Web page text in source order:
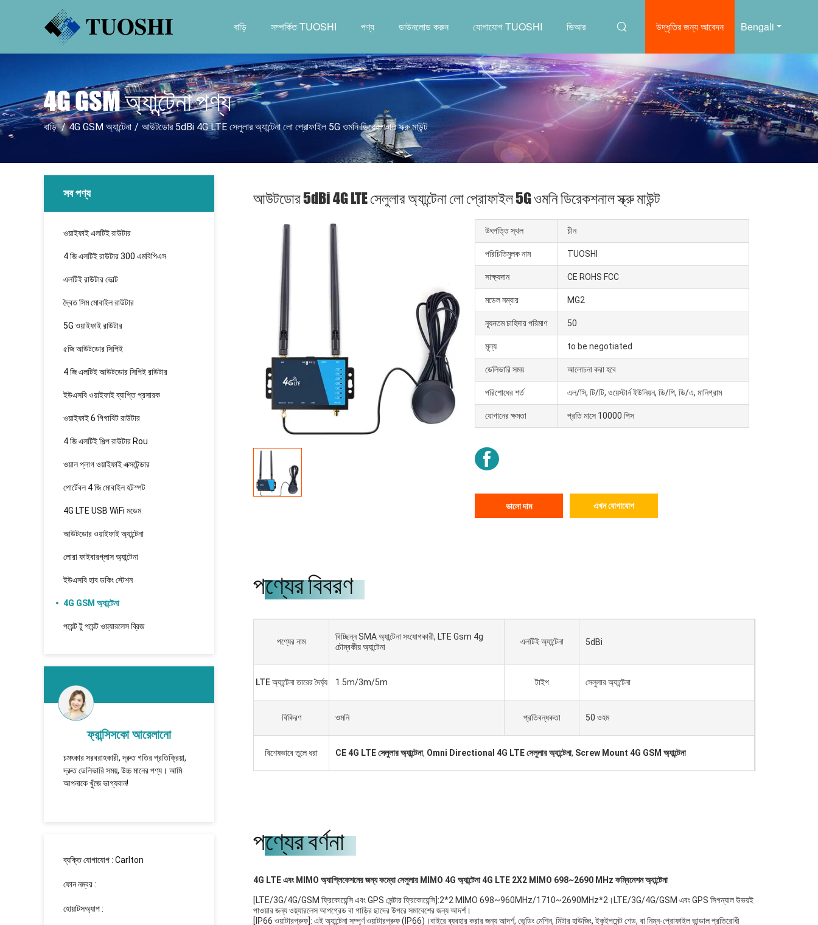
Bengali
উদ্ধৃতির জন্য আবেদন
বাড়ি সম্পর্কিত TUOSHI পণ্য ডাউনলোড করুন যোগাযোগ TUOSHI ভিআর
4G GSM অ্যান্টেনা পণ্য
বাড়ি / 4G GSM অ্যান্টেনা / আউটডোর 5dBi 4G LTE সেলুলার অ্যান্টেনা লো প্রোফাইল 5G ওমনি ডিরেকশনাল স্ক্রু মাউন্ট
সব পণ্য
ওয়াইফাই এলটিই রাউটার
4 জি এলটিই রাউটার 300 এমবিপিএস
এলটিই রাউটার ভোল্ট
দ্বৈত সিম মোবাইল রাউটার
5G ওয়াইফাই রাউটার
৫জি আউটডোর সিপিই
4 জি এলটিই আউটডোর সিপিই রাউটার
ইউএসবি ওয়াইফাই ব্যাপ্তি প্রসারক
ওয়াইফাই 6 গিগাবিট রাউটার
4 জি এলটিই শিল্প রাউটার Rou
ওয়াল প্লাগ ওয়াইফাই এক্সটেন্ডার
পোর্টেবল 4 জি মোবাইল হটস্পট
4G LTE USB WiFi মডেম
আউটডোর ওয়াইফাই অ্যান্টেনা
লোরা ফাইবারগ্লাস অ্যান্টেনা
ইউএসবি হাব ডকিং স্টেশন
4G GSM অ্যান্টেনা
পয়েন্ট টু পয়েন্ট ওয়্যারলেস ব্রিজ
খাদবাতর
TUOSHI - надежная компания,
которая впервые установила
сотрудничество и имеет
গ্যাব্রিয়েল হাদ্দাদ
আমরা 5 বছর ধরে একসাথে কাজ করছি, তারা ভাল
সরবরাহকারী এবং ভাল বন্ধু, তাদের সাথে কাজ করা
ব্যক্তি যোগাযোগ : Carlton
ফোন নম্বর :
হোয়াটসঅ্যাপ :
আউটডোর 5dBi 4G LTE সেলুলার অ্যান্টেনা লো প্রোফাইল 5G ওমনি ডিরেকশনাল স্ক্রু মাউন্ট
উৎপত্তি স্থল চীন
পরিচিতিমুলক নাম TUOSHI
সাক্ষ্যদান CE ROHS FCC
মডেল নম্বার MG2
ন্যূনতম চাহিদার পরিমাণ 50
মূল্য to be negotiated
ডেলিভারি সময় আলোচনা করা হবে
পরিশোধের শর্ত এল/সি, টি/টি, ওয়েস্টার্ন ইউনিয়ন, ডি/পি, ডি/এ, মানিগ্রাম
যোগানের ক্ষমতা প্রতি মাসে 10000 পিস
ভালো দাম এখন যোগাযোগ
পণ্যের বিবরণ
পণ্যের নাম
বিচ্ছিন্ন SMA অ্যান্টেনা সংযোগকারী, LTE Gsm 4g
চৌম্বকীয় অ্যান্টেনা
এলটিই অ্যান্টেনা 5dBi
LTE অ্যান্টেনা তারের দৈর্ঘ্য 1.5m/3m/5m টাইপ সেলুলার অ্যান্টেনা
বিকিরণ ওমনি প্রতিবন্ধকতা 50 ওহম
বিশেষভাবে তুলে ধরা CE 4G LTE সেলুলার অ্যান্টেনা, Omni Directional 4G LTE সেলুলার অ্যান্টেনা, Screw Mount 4G GSM অ্যান্টেনা
পণ্যের বর্ণনা
4G LTE এবং MIMO অ্যাপ্লিকেশনের জন্য কম্বো সেলুলার MIMO 4G অ্যান্টেনা 4G LTE 2X2 MIMO 698~2690 MHz কম্বিনেশন অ্যান্টেনা
[LTE/3G/4G/GSM ফ্রিকোয়েন্সি এবং GPS সেন্টার ফ্রিকোয়েন্সি]:2*2 MIMO 698~960MHz/1710~2690MHz*2।LTE/3G/4G/GSM এবং GPS সিগন্যাল উভয়ই
পাওয়ার জন্য ওয়্যারলেস আপগ্রেড বা গাড়ির ছাদের উপরে সমাবেশের জন্য আদর্শ।
[IP66 ওয়াটারপ্রুফ]: এই অ্যান্টেনা সম্পূর্ণ ওয়াটারপ্রুফ (IP66)।বাইরে ব্যবহার করার জন্য আদর্শ, ভেন্ডিং মেশিন, মিটার হাউজিং, ইকুইপমেন্ট শেড, বা নিম্ন-প্রোফাইল ভান্ডাল প্রতিরোধী